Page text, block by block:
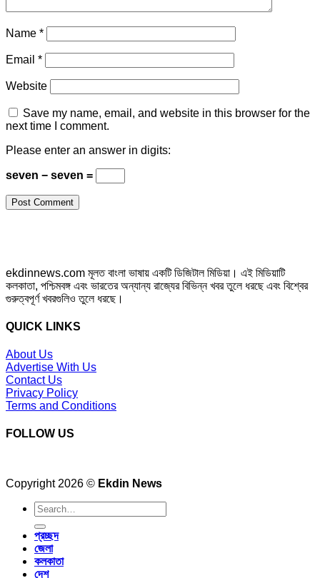
Name *
Email *
Website
Save my name, email, and website in this browser for the
next time I comment.
Please enter an answer in digits:
seven − seven =
ekdinnews.com মূলত বাংলা ভাষায় একটি ডিজিটাল মিডিয়া। এই মিডিয়াটি
কলকাতা, পশ্চিমবঙ্গ এবং ভারতের অন্যান্য রাজ্যের বিভিন্ন খবর তুলে ধরছে এবং বিশ্বের
গুরুত্বপূর্ণ খবরগুলিও তুলে ধরছে।
QUICK LINKS
About Us
Advertise With Us
Contact Us
Privacy Policy
Terms and Conditions
FOLLOW US
Copyright 2026 © Ekdin News
প্রচ্ছদ
জেলা
কলকাতা
দেশ